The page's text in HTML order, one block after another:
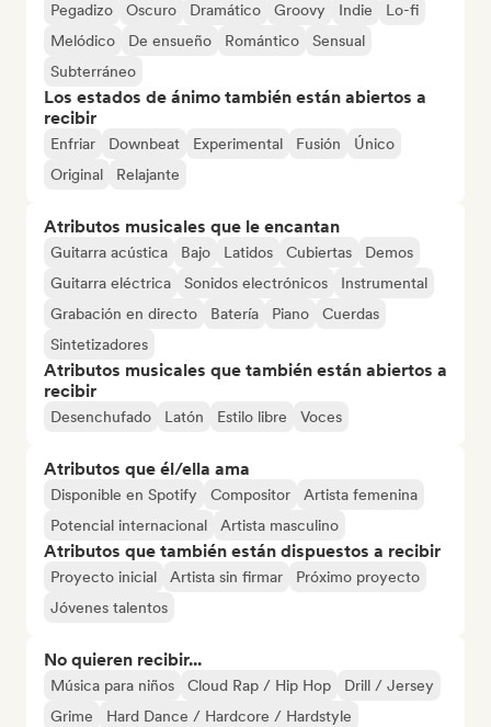
Pegadizo Oscuro Dramático Groovy Indie
Lo-fi
Melódico
De ensueño Romántico
Sensual
Subterráneo
Los estados de ánimo también están abiertos a
recibir
Enfriar Downbeat Experimental Fusión
Único
Original
Relajante
Atributos musicales que le encantan
Guitarra acústica Bajo Latidos Cubiertas
Demos
Guitarra eléctrica
Sonidos electrónicos
Instrumental
Grabación en directo
Batería Piano
Cuerdas
Sintetizadores
Atributos musicales que también están abiertos a
recibir
Desenchufado Latón Estilo libre Voces
Atributos que él/ella ama
Disponible en Spotify Compositor
Artista femenina
Potencial internacional
Artista masculino
Atributos que también están dispuestos a recibir
Proyecto inicial Artista sin firmar
Próximo proyecto
Jóvenes talentos
No quieren recibir...
Música para niños Cloud Rap / Hip Hop
Drill / Jersey
Grime
Hard Dance / Hardcore / Hardstyle